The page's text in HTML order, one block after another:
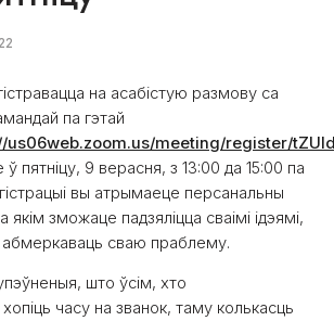
на асабістую размову са
па гэтай
us06web.zoom.us/meeting/register/
пятніцу, 9 верасня, з 13:00 да 15:00 па
вы атрымаеце персанальны
якім зможаце падзяліцца сваімі ідэямі,
абмеркаваць сваю праблему.
што ўсім, хто
хопіць часу на званок, таму колькасць